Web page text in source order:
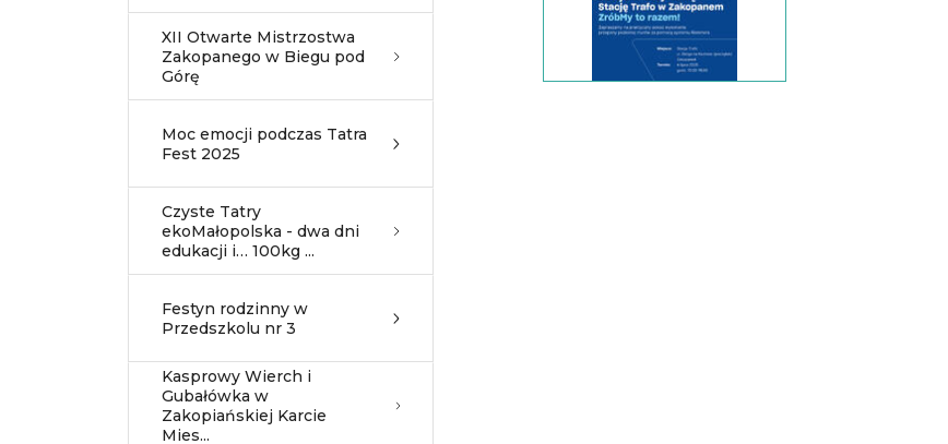
XII Otwarte Mistrzostwa
Zakopanego w Biegu pod
Górę
Moc emocji podczas Tatra
Fest 2025
Czyste Tatry
ekoMałopolska - dwa dni
edukacji i… 100kg ...
Festyn rodzinny w
Przedszkolu nr 3
Kasprowy Wierch i
Gubałówka w
Zakopiańskiej Karcie
Mies...